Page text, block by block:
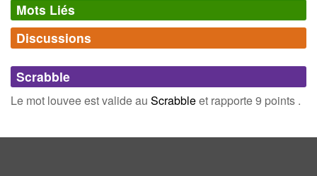
Mots Liés
Synonymes(0)
Mots avec la même signification
Discussions
Connectez-vous inscrivez-vous
Scrabble
Le mot louvee est valide au Scrabbleet rapporte 9 points .